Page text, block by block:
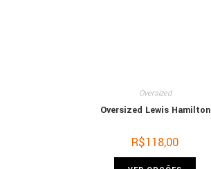
Oversized
Oversized Lewis Hamilton
R$118,00